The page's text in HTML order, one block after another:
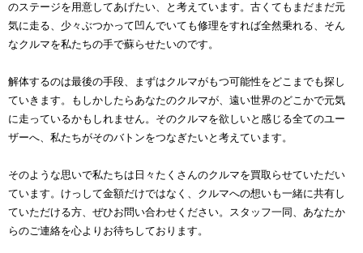
のステージを用意してあげたい、と考えています。古くてもまだまだ元
気に走る、少々ぶつかって凹んでいても修理をすれば全然乗れる、そん
なクルマを私たちの手で蘇らせたいのです。
解体するのは最後の手段、まずはクルマがもつ可能性をどこまでも探し
ていきます。もしかしたらあなたのクルマが、遠い世界のどこかで元気
に走っているかもしれません。そのクルマを欲しいと感じる全てのユー
ザーへ、私たちがそのバトンをつなぎたいと考えています。
そのような思いで私たちは日々たくさんのクルマを買取らせていただい
ています。けっして金額だけではなく、クルマへの想いも一緒に共有し
ていただける方、ぜひお問い合わせください。スタッフ一同、あなたか
らのご連絡を心よりお待ちしております。